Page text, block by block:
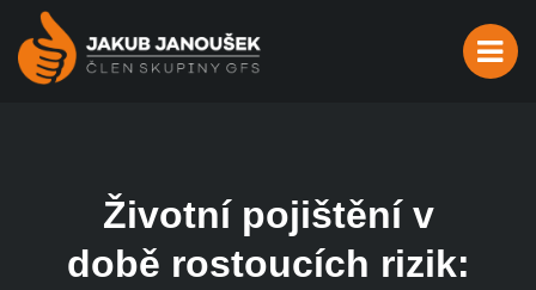
Životní pojištění v
době rostoucích rizik: